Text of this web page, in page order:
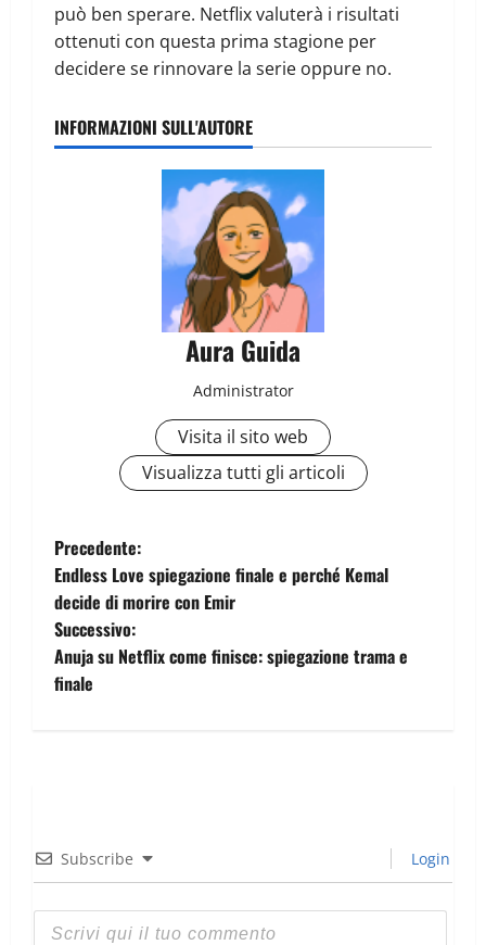
può ben sperare. Netflix valuterà i risultati
ottenuti con questa prima stagione per
decidere se rinnovare la serie oppure no.
INFORMAZIONI SULL'AUTORE
Aura Guida
Administrator
Visita il sito web
Visualizza tutti gli articoli
Precedente:
Endless Love spiegazione finale e perché Kemal
decide di morire con Emir
Successivo:
Anuja su Netflix come finisce: spiegazione trama e
finale
Subscribe Login